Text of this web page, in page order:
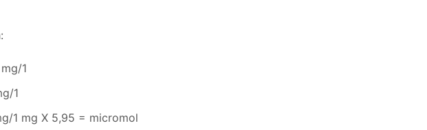
1
1
1 mg X 5,95 = micromol